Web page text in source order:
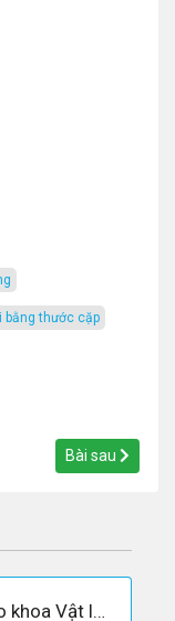
bằng thước cặp
Bài sau
Giải câu 1 Trang 151 - Sách giáo khoa Vật lí 12